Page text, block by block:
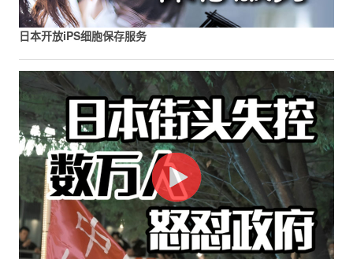
日本开放iPS细胞保存服务